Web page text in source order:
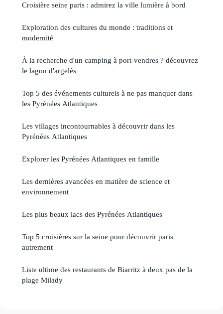
Croisière seine paris : admirez la ville lumière à bord
Exploration des cultures du monde : traditions et
modernité
À la recherche d'un camping à port-vendres ? découvrez
le lagon d'argelès
Top 5 des événements culturels à ne pas manquer dans
les Pyrénées Atlantiques
Les villages incontournables à découvrir dans les
Pyrénées Atlantiques
Explorer les Pyrénées Atlantiques en famille
Les dernières avancées en matière de science et
environnement
Les plus beaux lacs des Pyrénées Atlantiques
Top 5 croisières sur la seine pour découvrir paris
autrement
Liste ultime des restaurants de Biarritz à deux pas de la
plage Milady